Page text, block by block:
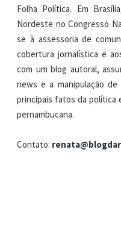
Folha Política. Em
Nordeste no Congresso
se à assessoria de
cobertura jornalística e
com um blog autoral,
news e a manipulação
principais fatos da política
pernambucana.
Contato: